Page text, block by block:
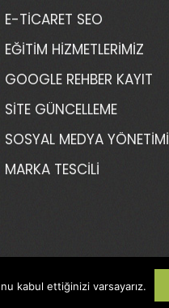
E-TİCARET SEO
EĞİTİM HİZMETLERİMİZ
GOOGLE REHBER KAYIT
SİTE GÜNCELLEME
SOSYAL MEDYA YÖNETİMİ
MARKA TESCİLİ
kabul ettiğinizi varsayarız.